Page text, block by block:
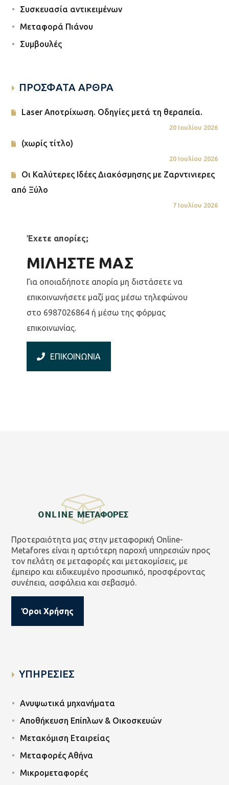
Συσκευασία αντικειμένων
Μεταφορά Πιάνου
Συμβουλές
ΠΡΟΣΦΑΤΑ ΑΡΘΡΑ
Laser Αποτρίχωση. Οδηγίες μετά τη θεραπεία.
20 Ιουλίου 2026
(χωρίς τίτλο)
20 Ιουλίου 2026
Οι Καλύτερες Ιδέες Διακόσμησης με Ζαρντινιερες
από Ξύλο
7 Ιουλίου 2026
Έχετε απορίες;
ΜΙΛΗΣΤΕ ΜΑΣ
Για οποιαδήποτε απορία μη διστάσετε να
επικοινωνήσετε μαζί μας μέσω τηλεφώνου
στο 6987026864 ή μέσω της φόρμας
επικοινωνίας.
ΕΠΙΚΟΙΝΩΝΙΑ
Προτεραιότητα μας στην μεταφορική Online-
Metafores είναι η αρτιότερη παροχή υπηρεσιών προς
τον πελάτη σε μεταφορές και μετακομίσεις, με
έμπειρο και ειδικευμένο προσωπικό, προσφέροντας
συνέπεια, ασφάλεια και σεβασμό.
Όροι Χρήσης
ΥΠΗΡΕΣΙΕΣ
Ανυψωτικά μηχανήματα
Αποθήκευση Επίπλων & Οικοσκευών
Μετακόμιση Εταιρείας
Μεταφορές Αθήνα
Μικρομεταφορές